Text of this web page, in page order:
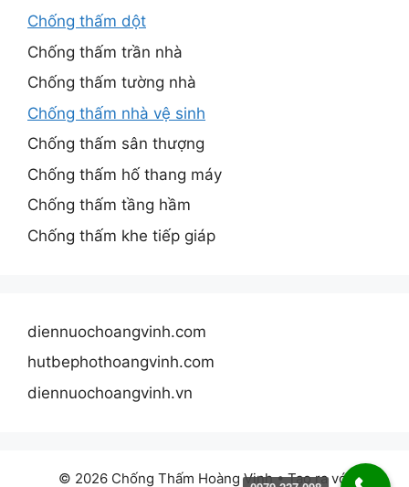
Chống thấm dột
Chống thấm trần nhà
Chống thấm tường nhà
Chống thấm nhà vệ sinh
Chống thấm sân thượng
Chống thấm hố thang máy
Chống thấm tầng hầm
Chống thấm khe tiếp giáp
diennuochoangvinh.com
hutbephothoangvinh.com
diennuochoangvinh.vn
© 2026 Chống Thấm Hoàng Vinh• Tạo ra với